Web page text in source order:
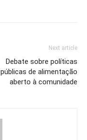
Next article
Debate sobre políticas
públicas de alimentação
aberto à comunidade